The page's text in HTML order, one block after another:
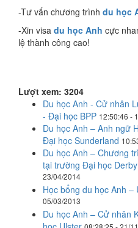
-Tư vấn chương trình du học
-Xin visa du học Anh cực
lệ thành công cao!
Lượt xem: 3204
Du học Anh - Cử nhân
- Đại học BPP 12:50:46 -
Du học Anh – Anh ngữ
Đại học Sunderland
Du học Anh – Chương
tại trường Đại học
23/04/2014
Học bổng du học Anh –
05/03/2013
Du học Anh – Cử nhân